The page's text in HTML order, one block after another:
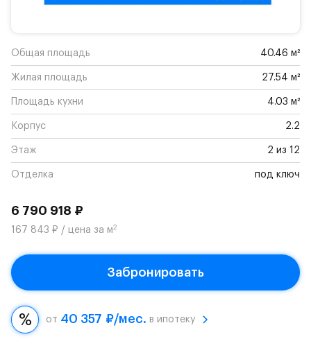
Общая площадь 40.46 м²
Жилая площадь 27.54 м²
Площадь кухни 4.03 м²
Корпус 2.2
Этаж 2 из 12
Отделка под ключ
6 790 918 ₽
167 843 ₽ / цена за м2
Забронировать
от 40 357 ₽/мес. в ипотеку